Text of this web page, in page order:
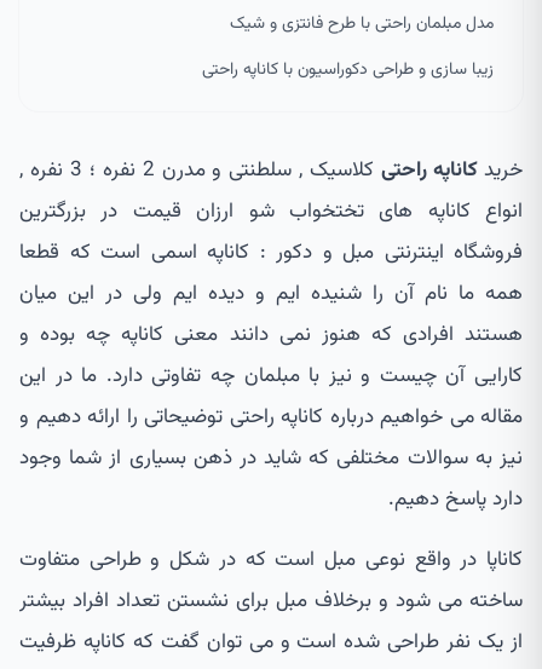
مدل مبلمان راحتی با طرح فانتزی و شیک
زیبا سازی و طراحی دکوراسیون با کاناپه راحتی
خریدکاناپه راحتی
کلاسیک , سلطنتی و مدرن 2 نفره ؛ 3 نفره ,
انواع کاناپه های تختخواب شو ارزان قیمت در بزرگترین
فروشگاه اینترنتی مبل و دکور : کاناپه اسمی است که قطعا
همه ما نام آن را شنیده ایم و دیده ایم ولی در این میان
هستند افرادی که هنوز نمی دانند معنی کاناپه چه بوده و
کارایی آن چیست و نیز با مبلمان چه تفاوتی دارد. ما در این
مقاله می خواهیم درباره کاناپه راحتی توضیحاتی را ارائه دهیم و
نیز به سوالات مختلفی که شاید در ذهن بسیاری از شما وجود
دارد پاسخ دهیم.
کاناپا در واقع نوعی مبل است که در شکل و طراحی متفاوت
ساخته می شود و برخلاف مبل برای نشستن تعداد افراد بیشتر
از یک نفر طراحی شده است و می توان گفت که کاناپه ظرفیت